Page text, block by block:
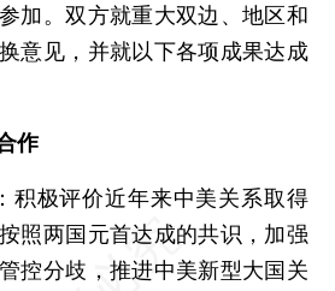
加。双方就重大双边、地区和
意见，并就以下各项成果达成
作
极评价近年来中美关系取得
照两国元首达成的共识，加强
控分歧，推进中美新型大国关